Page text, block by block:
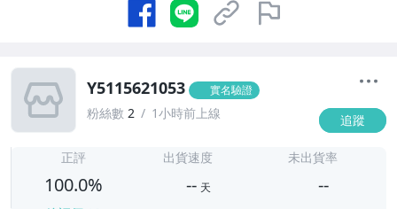
Y5115621053 實名驗證
粉絲數 2 1小時前上線 追蹤
正評
100.0%
出貨速度
-- 天
未出貨率
--